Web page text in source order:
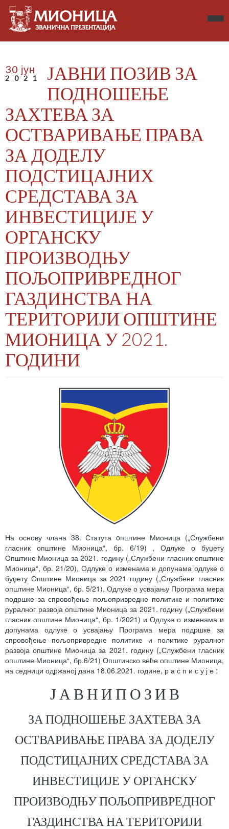
30 јун
2021
ЈАВНИ ПОЗИВ ЗА
ПОДНОШЕЊЕ
ЗАХТЕВА ЗА
ОСТВАРИВАЊЕ ПРАВА
ЗА ДОДЕЛУ
ПОДСТИЦАЈНИХ
СРЕДСТАВА ЗА
ИНВЕСТИЦИЈЕ У
ОРГАНСКУ
ПРОИЗВОДЊУ
ПОЉОПРИВРЕДНОГ
ГАЗДИНСТВА НА
ТЕРИТОРИЈИ ОПШТИНЕ
МИОНИЦА У 2021.
ГОДИНИ
На основу члана 38. Статута oпштине Мионица („Службени
гласник општине Мионица“, бр. 6/19) , Одлуке о буџету
Општине Мионица за 2021. годину („Службени гласник општине
Мионица“, бр. 21/20), Одлуке о изменама и допунама одлуке о
буџету Општине Мионица за 2021 годину („Службени гласник
општине Мионица“, бр. 5/21), Одлуке о усвајању Програма мера
подршке за спровођење пољопривредне политике и политике
руралног развоја општине Мионица за 2021. годину („Службени
гласник општине Мионица“, бр. 1/2021) и Одлуке о изменама и
допунама одлуке о усвајању Програма мера подршке за
спровођење пољопривредне политике и политике руралног
развоја општине Мионица за 2021. годину („Службени гласник
општине Мионица“, бр.6/21) Општинско веће општине Мионица,
на седници одржаној дана 18.06.2021. године, р а с п и с у ј е :
Ј А В Н И П О З И В
ЗА ПОДНОШЕЊЕ ЗАХТЕВА ЗА
ОСТВАРИВАЊЕ ПРАВА ЗА ДОДЕЛУ
ПОДСТИЦАЈНИХ СРЕДСТАВА ЗА
ИНВЕСТИЦИЈЕ У ОРГАНСКУ
ПРОИЗВОДЊУ ПОЉОПРИВРЕДНОГ
ГАЗДИНСТВА НА ТЕРИТОРИЈИ